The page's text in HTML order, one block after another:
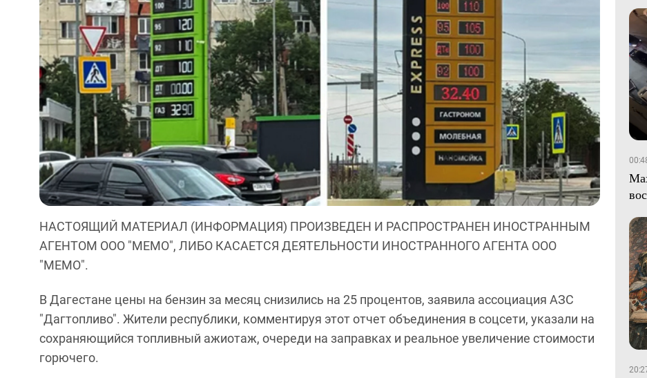
НАСТОЯЩИЙ МАТЕРИАЛ (ИНФОРМАЦИЯ) ПРОИЗВЕДЕН И РАСПРОСТРАНЕН ИНОСТРАННЫМ
АГЕНТОМ ООО "МЕМО", ЛИБО КАСАЕТСЯ ДЕЯТЕЛЬНОСТИ ИНОСТРАННОГО АГЕНТА ООО
"МЕМО".
В Дагестане цены на бензин за месяц снизились на 25 процентов, заявила ассоциация АЗС
"Дагтопливо". Жители республики, комментируя этот отчет объединения в соцсети, указали на
сохраняющийся топливный ажиотаж, очереди на заправках и реальное увеличение стоимости
горючего.